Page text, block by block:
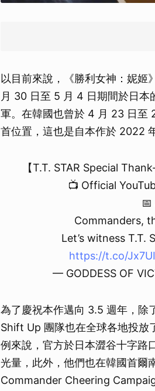
以目前來說，《勝利女神：妮
月 30 日至 5 月 4 日期間於日
軍。在韓國也曾於 4 月 23 日至
首位置，這也是自本作於 2022
【T.T. STAR Special
📺 Official
Commanders,
Let’s witness
https://t.co/
— GODDESS OF
為了慶祝本作邁向 3.5 週年，除
Shift Up 團隊也在全球各地投放
例來說，官方於日本澀谷十字路
光量，此外，他們也在韓國首爾
Commander Cheering